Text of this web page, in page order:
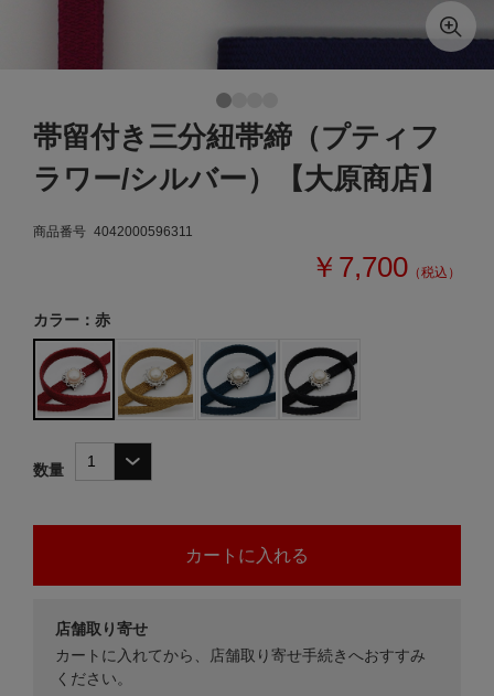
帯留付き三分紐帯締（プティフ
ラワー/シルバー）【大原商店】
商品番号 4042000596311
￥7,700 （税込）
カラー：赤
数量
店舗取り寄せ
カートに入れてから、店舗取り寄せ手続きへおすすみ
ください。